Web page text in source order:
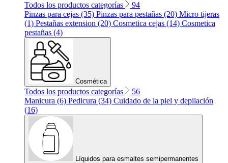
Todos los productos categorías
94
Pinzas para cejas (35) Pinzas para pestañas (20) Micro tijeras
(1) Pestañas extension (20) Cosmetica cejas (14) Cosmetica
pestañas (4)
Cosmética
Todos los productos categorías
56
Manicura (6) Pedicura (34) Cuidado de la piel y depilación
(16)
Líquidos para esmaltes semipermanentes